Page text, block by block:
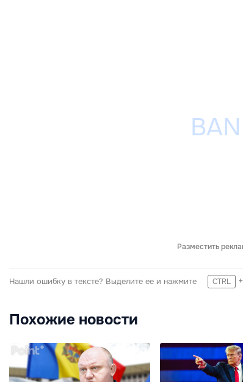
Разместить
Нашли ошибку в тексте? Выделите ее и нажмите CTRL +
Похожие новости